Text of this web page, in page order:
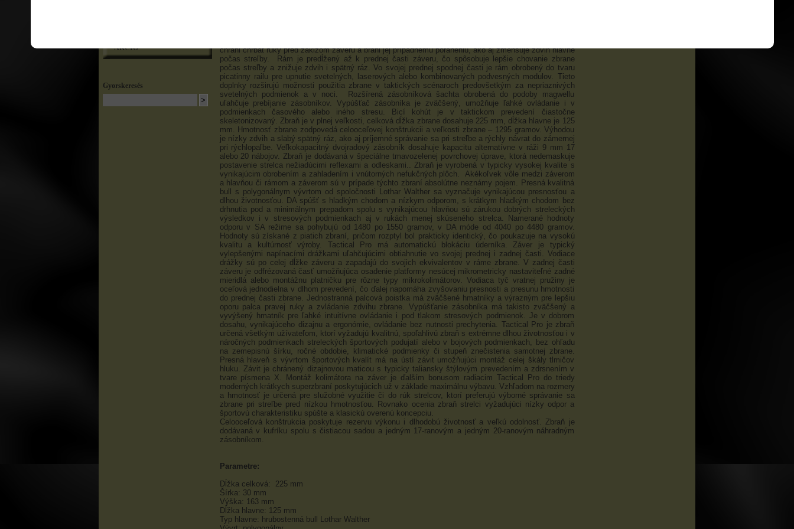
AKCIÓ
Gyorskeresés
chráni chrbát ruky pred záklzom záveru a bráni jej prípadnému poraneniu, ako aj zmenšuje zdvih hlavne
počas streľby. Rám je predĺžený až k prednej časti záveru, čo spôsobuje lepšie chovanie zbrane
počas streľby a znižuje zdvih i spätný ráz. Vo svojej prednej spodnej časti je rám obrobený do tvaru
picatinny railu pre upnutie svetelných, laserových alebo kombinovaných podvesných modulov. Tieto
doplnky rozširujú možnosti použitia zbrane v taktických scénaroch predovšetkým za nepriaznivých
svetelných podmienok a v noci. Rozšírená zásobníková šachta obrobená do podoby magwellu
uľahčuje prebíjanie zásobníkov. Vypúšťač zásobníka je zväčšený, umožňuje ľahké ovládanie i v
podmienkach časového alebo iného stresu. Bicí kohút je v taktickom prevedení čiastočne
skeletonizovaný. Zbraň je v plnej veľkosti, celková dĺžka zbrane dosahuje 225 mm, dĺžka hlavne je 125
mm. Hmotnosť zbrane zodpovedá celooceľovej konštrukcii a veľkosti zbrane – 1295 gramov. Výhodou
je nízky zdvih a slabý spätný ráz, ako aj príjemné správanie sa pri streľbe a rýchly návrat do zámernej
pri rýchlopaľbe. Veľkokapacitný dvojradový zásobník dosahuje kapacitu alternatívne v ráži 9 mm 17
alebo 20 nábojov. Zbraň je dodávaná v špeciálne tmavozelenej povrchovej úprave, ktorá nedemaskuje
postavenie strelca nežiadúcimi reflexami a odleskami.. Zbraň je vyrobená v typicky vysokej kvalite s
vynikajúcim obrobením a zahladením i vnútorných nefukčných plôch. Akékoľvek vôle medzi záverom
a hlavňou či rámom a záverom sú v prípade týchto zbraní absolútne neznámy pojem. Presná kvalitná
bull s polygonálnym vývrtom od spoločnosti Lothar Walther sa vyznačuje vynikajúcou presnosťou a
dlhou životnosťou. DA spúšť s hladkým chodom a nízkym odporom, s krátkym hladkým chodom bez
drhnutia pod a minimálnym prepadom spolu s vynikajúcou hlavňou sú zárukou dobrých streleckých
výsledkov i v stresových podmienkach aj v rukách menej skúseného strelca. Namerané hodnoty
odporu v SA režime sa pohybujú od 1480 po 1550 gramov, v DA móde od 4040 po 4480 gramov.
Hodnoty sú získané z piatich zbraní, pričom rozptyl bol prakticky identický, čo poukazuje na vysokú
kvalitu a kultúrnosť výroby. Tactical Pro má automatickú blokáciu úderníka. Záver je typický
vylepšenými napínacími drážkami uľahčujúcimi obtiahnutie vo svojej prednej i zadnej časti. Vodiace
drážky sú po celej dĺžke záveru a zapadajú do svojich ekvivalentov v ráme zbrane. V zadnej časti
záveru je odfrézovaná časť umožňujúca osadenie platformy nesúcej mikrometricky nastaviteľné zadné
mieridlá alebo montážnu platničku pre rôzne typy mikrokolimátorov. Vodiaca tyč vratnej pružiny je
oceľová jednodielna v dlhom prevedení, čo ďalej napomáha zvyšovaniu presnosti a presunu hmotnosti
do prednej časti zbrane. Jednostranná palcová poistka má zväčšené hmatníky a výrazným pre lepšiu
oporu palca pravej ruky a zvládanie zdvihu zbrane. Vypúšťanie zásobníka má takisto zväčšený a
vyvýšený hmatník pre ľahké intuitívne ovládanie i pod tlakom stresových podmienok. Je v dobrom
dosahu, vynikajúceho dizajnu a ergonómie, ovládanie bez nutnosti prechytenia. Tactical Pro je zbraň
určená všetkým užívateľom, ktorí vyžadujú kvalitnú, spoľahlivú zbraň s extrémne dlhou životnosťou i v
náročných podmienkach streleckých športových podujatí alebo v bojových podmienkach, bez ohľadu
na zemepisnú šírku, ročné obdobie, klimatické podmienky či stupeň znečistenia samotnej zbrane.
Presná hlaveň s vývrtom športových kvalít má na ústí závit umožňujúci montáž celej škály tlmičov
hluku. Závit je chránený dizajnovou maticou s typicky taliansky štýlovým prevedením a zdrsnením v
tvare písmena X. Montáž kolimátora na záver je ďalším bonusom radiacim Tactical Pro do triedy
moderných krátkych superzbraní poskytujúcich už v základe maximálnu výbavu. Vzhľadom na rozmery
a hmotnosť je určená pre služobné využitie či do rúk strelcov, ktorí preferujú výborné správanie sa
zbrane pri streľbe pred nízkou hmotnosťou. Rovnako ocenia zbraň strelci vyžadujúci nízky odpor a
športovú charakteristiku spúšte a klasickú overenú koncepciu.
Celooceľová konštrukcia poskytuje rezervu výkonu i dlhodobú životnosť a veľkú odolnosť. Zbraň je
dodávaná v kufríku spolu s čistiacou sadou a jedným 17-ranovým a jedným 20-ranovým náhradným
zásobníkom.
Parametre:
Dĺžka celková: 225 mm
Šírka: 30 mm
Výška: 163 mm
Dĺžka hlavne: 125 mm
Typ hlavne: hrubostenná bull Lothar Walther